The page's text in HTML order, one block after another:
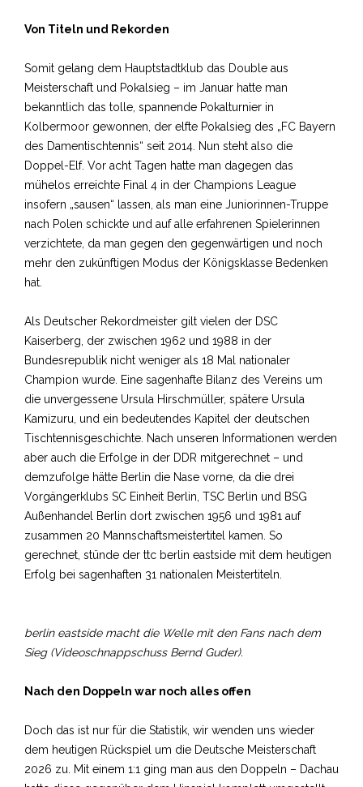
Von Titeln und Rekorden
Somit gelang dem Hauptstadtklub das Double aus
Meisterschaft und Pokalsieg – im Januar hatte man
bekanntlich das tolle, spannende Pokalturnier in
Kolbermoor gewonnen, der elfte Pokalsieg des „FC Bayern
des Damentischtennis“ seit 2014. Nun steht also die
Doppel-Elf. Vor acht Tagen hatte man dagegen das
mühelos erreichte Final 4 in der Champions League
insofern „sausen“ lassen, als man eine Juniorinnen-Truppe
nach Polen schickte und auf alle erfahrenen Spielerinnen
verzichtete, da man gegen den gegenwärtigen und noch
mehr den zukünftigen Modus der Königsklasse Bedenken
hat.
Als Deutscher Rekordmeister gilt vielen der DSC
Kaiserberg, der zwischen 1962 und 1988 in der
Bundesrepublik nicht weniger als 18 Mal nationaler
Champion wurde. Eine sagenhafte Bilanz des Vereins um
die unvergessene Ursula Hirschmüller, spätere Ursula
Kamizuru, und ein bedeutendes Kapitel der deutschen
Tischtennisgeschichte. Nach unseren Informationen werden
aber auch die Erfolge in der DDR mitgerechnet – und
demzufolge hätte Berlin die Nase vorne, da die drei
Vorgängerklubs SC Einheit Berlin, TSC Berlin und BSG
Außenhandel Berlin dort zwischen 1956 und 1981 auf
zusammen 20 Mannschaftsmeistertitel kamen. So
gerechnet, stünde der ttc berlin eastside mit dem heutigen
Erfolg bei sagenhaften 31 nationalen Meistertiteln.
berlin eastside macht die Welle mit den Fans nach dem
Sieg (Videoschnappschuss Bernd Guder).
Nach den Doppeln war noch alles offen
Doch das ist nur für die Statistik, wir wenden uns wieder
dem heutigen Rückspiel um die Deutsche Meisterschaft
2026 zu. Mit einem 1:1 ging man aus den Doppeln – Dachau